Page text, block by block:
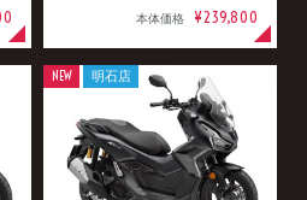
本体価格 ¥239,800
NEW 明石店